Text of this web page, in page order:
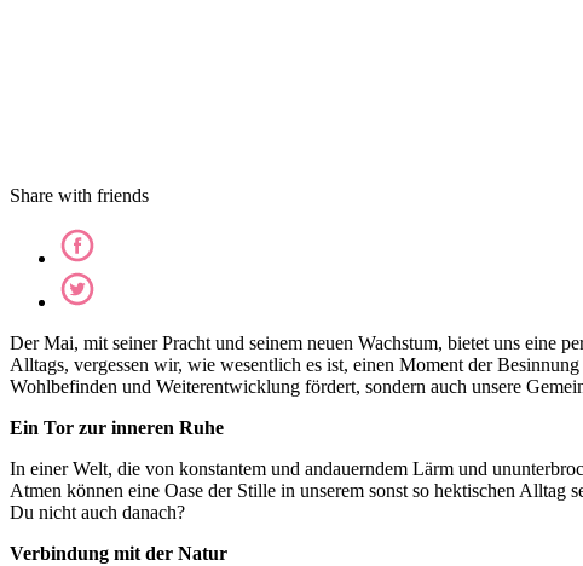
Share with friends
Der Mai, mit seiner Pracht und seinem neuen Wachstum, bietet uns eine
Alltags, vergessen wir, wie wesentlich es ist, einen Moment der
Wohlbefinden und Weiterentwicklung fördert, sondern auch unsere
Ein Tor zur inneren Ruhe
In einer Welt, die von konstantem und andauerndem Lärm und
Atmen können eine Oase der Stille in unserem sonst so hektischen Alltag
Du nicht auch danach?
Verbindung mit der Natur